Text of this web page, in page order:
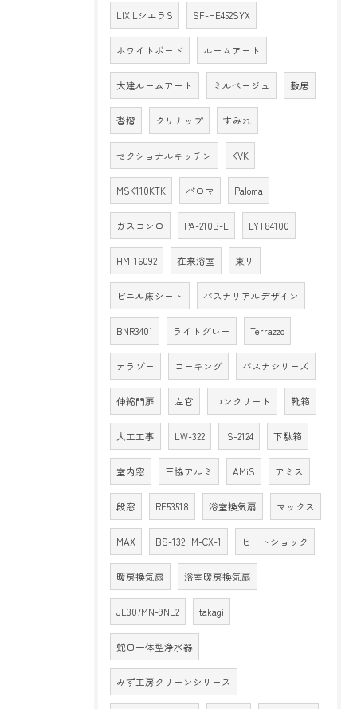
LIXILシエラS SF-HE452SYX
ホワイトボード ルームアート
大建ルームアート ミルベージュ 敷居
沓摺 クリナップ すみれ
セクショナルキッチン KVK
MSK110KTK パロマ Paloma
ガスコンロ PA-210B-L LYT84100
HM-16092 在来浴室 東リ
ビニル床シート バスナリアルデザイン
BNR3401 ライトグレー Terrazzo
テラゾー コーキング バスナシリーズ
伸縮門扉 左官 コンクリート 靴箱
大工工事 LW-322 IS-2124 下駄箱
室内窓 三協アルミ AMiS アミス
段窓 RE53518 浴室換気扇 マックス
MAX BS-132HM-CX-1 ヒートショック
暖房換気扇 浴室暖房換気扇
JL307MN-9NL2 takagi
蛇口一体型浄水器
みず工房クリーンシリーズ